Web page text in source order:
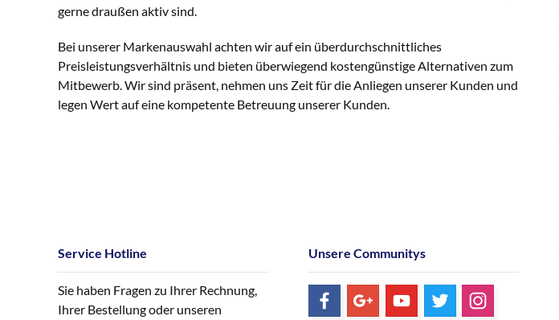
gerne draußen aktiv sind.
Bei unserer Markenauswahl achten wir auf ein überdurchschnittliches
Preisleistungsverhältnis und bieten überwiegend kostengünstige Alternativen zum
Mitbewerb. Wir sind präsent, nehmen uns Zeit für die Anliegen unserer Kunden und
legen Wert auf eine kompetente Betreuung unserer Kunden.
Service Hotline
Sie haben Fragen zu Ihrer Rechnung,
Ihrer Bestellung oder unseren
Unsere Communitys